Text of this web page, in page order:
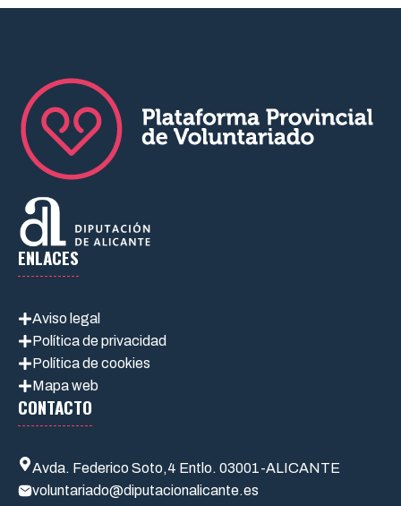
ENLACES
Aviso legal
Política de privacidad
Política de cookies
Mapa web
CONTACTO
Avda. Federico Soto,4 Entlo. 03001-ALICANTE
voluntariado@diputacionalicante.es